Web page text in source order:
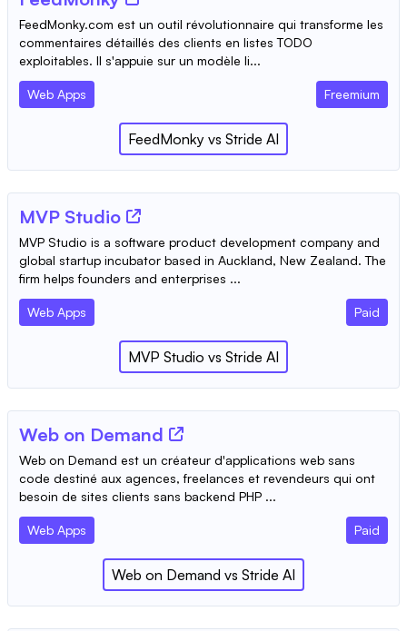
FeedMonky.com est un outil révolutionnaire qui transforme les
commentaires détaillés des clients en listes TODO
exploitables. Il s'appuie sur un modèle li...
Web Apps Freemium
FeedMonky vs Stride AI
MVP Studio
MVP Studio is a software product development company and
global startup incubator based in Auckland, New Zealand. The
firm helps founders and enterprises ...
Web Apps Paid
MVP Studio vs Stride AI
Web on Demand
Web on Demand est un créateur d'applications web sans
code destiné aux agences, freelances et revendeurs qui ont
besoin de sites clients sans backend PHP ...
Web Apps Paid
Web on Demand vs Stride AI